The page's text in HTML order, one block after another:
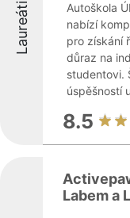
Laureáti
Autoškola
nabízí
pro získání
důraz na
studentovi.
úspěšností
8.5
Labem a